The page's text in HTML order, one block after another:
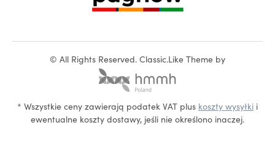
© All Rights Reserved. Classic.Like Theme by
* Wszystkie ceny zawierają podatek VAT plus koszty wysyłki i
ewentualne koszty dostawy, jeśli nie określono inaczej.